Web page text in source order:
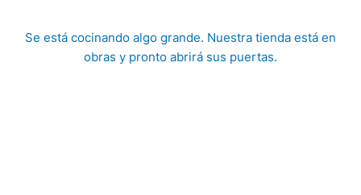
Se está cocinando algo grande. Nuestra tienda está en
obras y pronto abrirá sus puertas.